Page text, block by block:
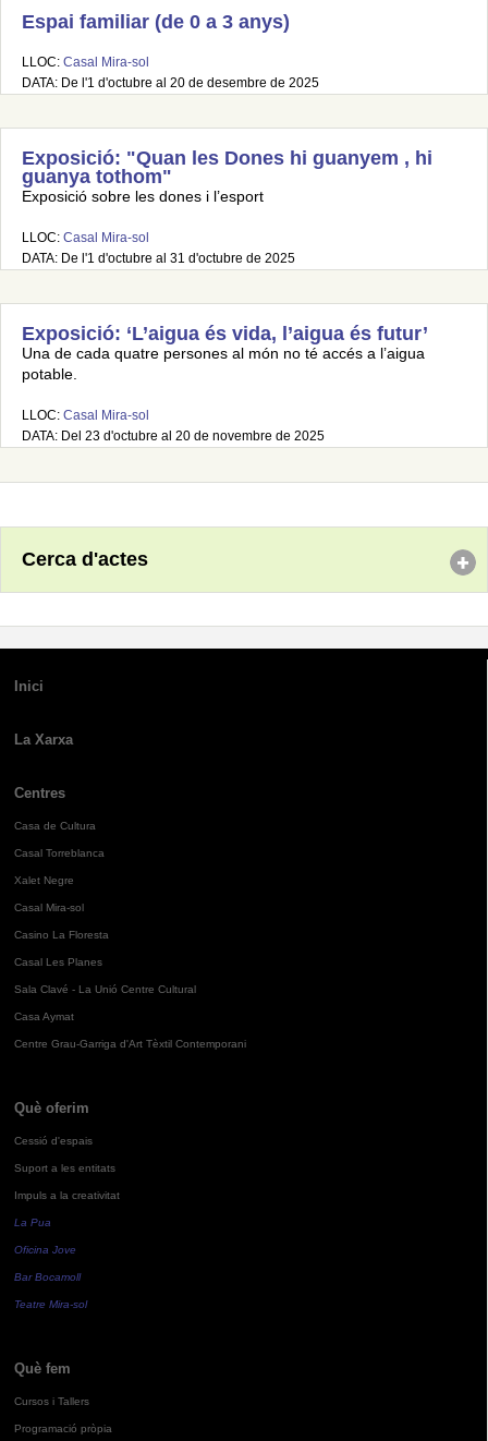
Espai familiar (de 0 a 3 anys)
LLOC: Casal Mira-sol
DATA: De l'1 d'octubre al 20 de desembre de 2025
Exposició: "Quan les Dones hi guanyem , hi
guanya tothom"
Exposició sobre les dones i l’esport
LLOC: Casal Mira-sol
DATA: De l'1 d'octubre al 31 d'octubre de 2025
Exposició: ‘L’aigua és vida, l’aigua és futur’
Una de cada quatre persones al món no té accés a l’aigua
potable.
LLOC: Casal Mira-sol
DATA: Del 23 d'octubre al 20 de novembre de 2025
Cerca d'actes
Inici
La Xarxa
Centres
Casa de Cultura
Casal Torreblanca
Xalet Negre
Casal Mira-sol
Casino La Floresta
Casal Les Planes
Sala Clavé - La Unió Centre Cultural
Casa Aymat
Centre Grau-Garriga d'Art Tèxtil Contemporani
Què oferim
Cessió d'espais
Suport a les entitats
Impuls a la creativitat
La Pua
Oficina Jove
Bar Bocamoll
Teatre Mira-sol
Què fem
Cursos i Tallers
Programació pròpia